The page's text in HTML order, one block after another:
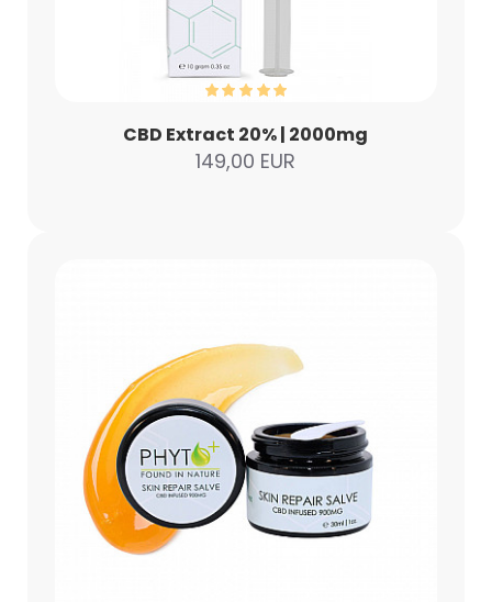
CBD Extract 20% | 2000mg
149,00 EUR